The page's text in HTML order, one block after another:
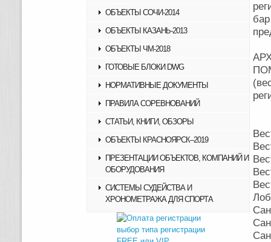
ОБЪЕКТЫ СОЧИ-2014
ОБЪЕКТЫ КАЗАНЬ-2013
ОБЪЕКТЫ ЧМ-2018
ГОТОВЫЕ БЛОКИ DWG
НОРМАТИВНЫЕ ДОКУМЕНТЫ
ПРАВИЛА СОРЕВНОВАНИЙ
СТАТЬИ, КНИГИ, ОБЗОРЫ
ОБЪЕКТЫ КРАСНОЯРСК–2019
ПРЕЗЕНТАЦИИ ОБЪЕКТОВ, КОМПАНИЙ И
ОБОРУДОВАНИЯ
СИСТЕМЫ СУДЕЙСТВА И
ХРОНОМЕТРАЖА ДЛЯ СПОРТА